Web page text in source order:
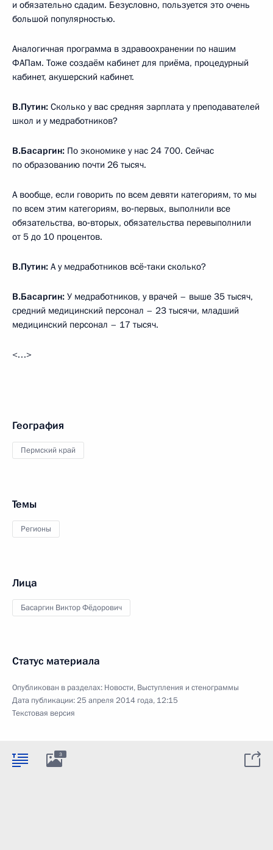
и обязательно сдадим. Безусловно, пользуется это очень
большой популярностью.
Аналогичная программа в здравоохранении по нашим
ФАПам. Тоже создаём кабинет для приёма, процедурный
кабинет, акушерский кабинет.
В.Путин: Сколько у вас средняя зарплата у преподавателей
школ и у медработников?
В.Басаргин: По экономике у нас 24 700. Сейчас
по образованию почти 26 тысяч.
А вообще, если говорить по всем девяти категориям, то мы
по всем этим категориям, во‑первых, выполнили все
обязательства, во‑вторых, обязательства перевыполнили
от 5 до 10 процентов.
В.Путин: А у медработников всё‑таки сколько?
В.Басаргин: У медработников, у врачей – выше 35 тысяч,
средний медицинский персонал – 23 тысячи, младший
медицинский персонал – 17 тысяч.
<…>
География
Пермский край
Темы
Регионы
Лица
Басаргин Виктор Фёдорович
Статус материала
Опубликован в разделах: Новости, Выступления и стенограммы
Дата публикации:25 апреля 2014 года, 12:15
Текстовая версия
3